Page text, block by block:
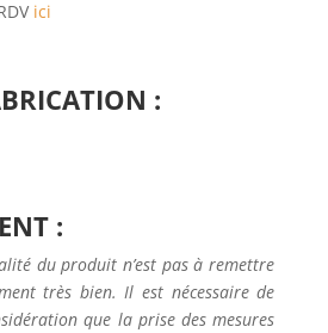
ici
:
:
du produit n’est pas à remettre
très bien. Il est nécessaire de
que la prise des mesures